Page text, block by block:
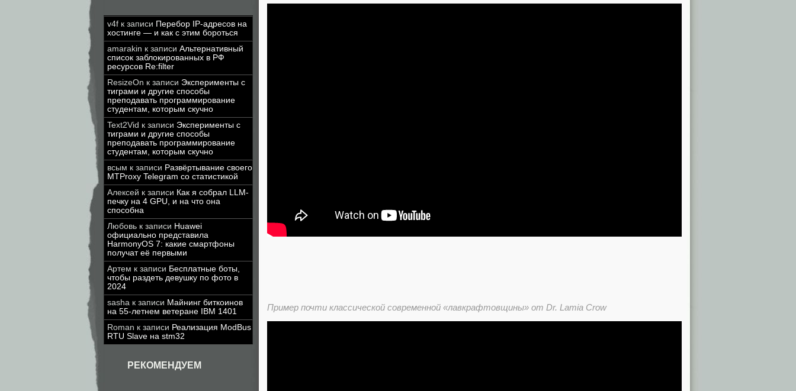
v4f к записи Перебор IP-адресов на
хостинге — и как с этим бороться
amarakin к записи Альтернативный
список заблокированных в РФ
ресурсов Re:filter
ResizeOn к записи Эксперименты с
тиграми и другие способы
преподавать программирование
студентам, которым скучно
Text2Vid к записи Эксперименты с
тиграми и другие способы
преподавать программирование
студентам, которым скучно
всым к записи Развёртывание своего
MTProxy Telegram со статистикой
Алексей к записи Как я собрал LLM-
печку на 4 GPU, и на что она
способна
Любовь к записи Huawei
официально представила
HarmonyOS 7: какие смартфоны
получат её первыми
Артем к записи Бесплатные боты,
чтобы раздеть девушку по фото в
2024
sasha к записи Майнинг биткоинов
на 55-летнем ветеране IBM 1401
Roman к записи Реализация ModBus
RTU Slave на stm32
РЕКОМЕНДУЕМ
Пример почти классической современной «лавкрафтовщины» от Dr. Lamia Crow